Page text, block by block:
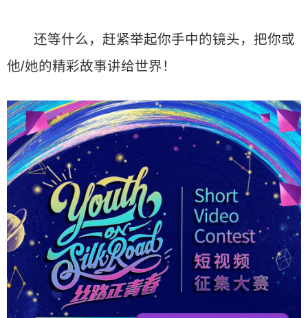
还等什么，赶紧举起你手中的镜头，把你或
他/她的精彩故事讲给世界！